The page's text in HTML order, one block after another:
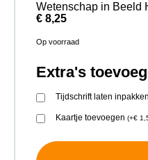
Wetenschap in Beeld
€ 8,25
Op voorraad
Extra's
Tijdschrift laten inpakken
Kaartje toevoegen (+€